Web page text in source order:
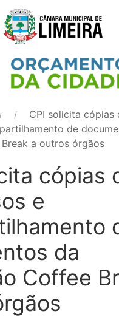
CPI solicita cópias
de
a outros órgãos
cópias
e
da
Coffee